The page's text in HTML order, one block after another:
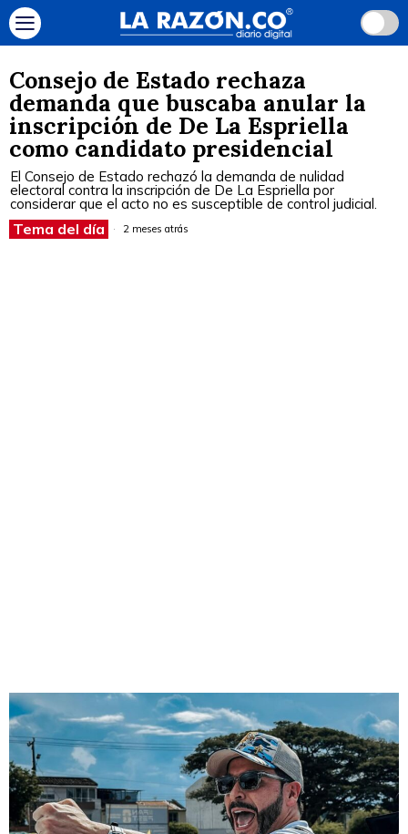
Consejo de Estado rechaza
demanda que buscaba anular la
inscripción de De La Espriella
como candidato presidencial
El Consejo de Estado rechazó la demanda de nulidad
electoral contra la inscripción de De La Espriella por
considerar que el acto no es susceptible de control judicial.
Tema del día 2 meses atrás